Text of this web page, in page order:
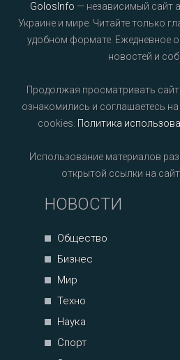
GolosInfo — независимый сайт
Украине и мире. Читайте только
удобном формате. Ежедневное
новостей и
Продолжая просматривать
ознакомились и соглашаетесь
cookies. Политика
Использование материалов
открытой ссылки на
НОВОСТИ
Общество
Бизнес
Мир
Техно
Наука
Спорт